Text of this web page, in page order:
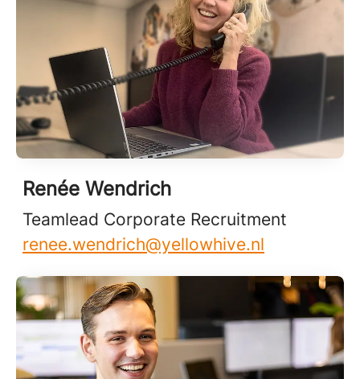
Renée Wendrich
Teamlead Corporate Recruitment
renee.wendrich@yellowhive.nl